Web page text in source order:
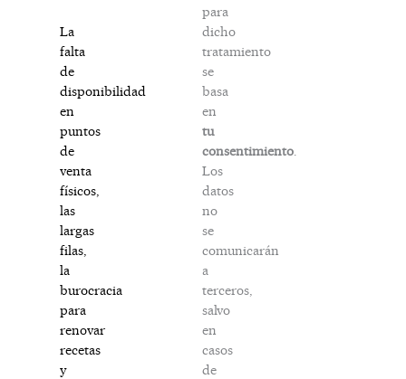
La
falta
de
disponibilidad
en
puntos
de
venta
físicos,
las
largas
filas,
la
burocracia
para
renovar
recetas
y
para
dicho
tratamiento
se
basa
en
tu
consentimiento
Los
datos
no
se
comunicarán
a
terceros,
salvo
en
casos
de